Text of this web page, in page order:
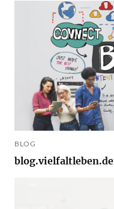
BLOG
blog.vielfaltleben.de